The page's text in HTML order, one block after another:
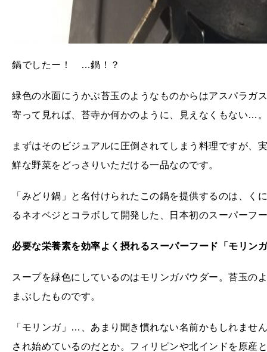
鍋でしたー！ …鍋！？
緑色の水面にうかぶ苔玉のようなものからはアスパラガ
寄って見れば、苔寺か何かのように、見えなくもない…。
まずはそのビジュアルに圧倒されてしまう料理ですが、
鮮な野菜をどっさりいただける一品なのです。
「みどり鍋」と名付けられたこの鍋を提供するのは、
るネオベジとコラボして開発した、日本初のスーパーフ
必要な栄養素を効率よく摂れるスーパーフード「モリン
スープを緑色にしているのはモリンガパウダー。苔玉の
まぶしたものです。
「モリンガ」…、あまり聞き慣れない名前かもしれませ
され始めているのだとか。フィリピンや北インドを原産